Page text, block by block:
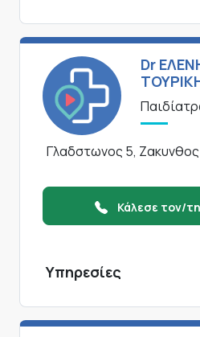
Dr
Γλαδστωνος 5, Ζακυνθος
Κάλεσε τον/
Υπηρεσίες